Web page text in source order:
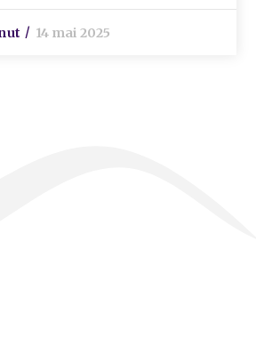
14 mai 2025